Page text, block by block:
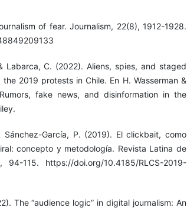
of fear. Journalism, 22(8), 1912-1928.
Labarca, C. (2022). Aliens, spies, and staged
2019 protests in Chile. En H. Wasserman &
fake news, and disinformation in the
Sánchez-García, P. (2019). El clickbait, como
concepto y metodología. Revista Latina de
94-115. https://doi.org/10.4185/RLCS-2019-
The “audience logic” in digital journalism: An